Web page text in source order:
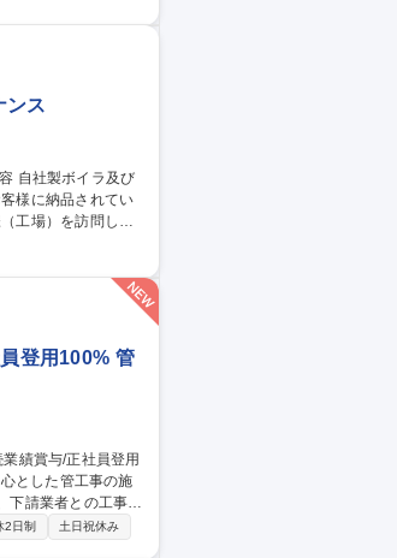
ンス
様に納品されてい
ます。※建設物へ
登用100% 管
事に関係する書類
2日制 土日祝休み